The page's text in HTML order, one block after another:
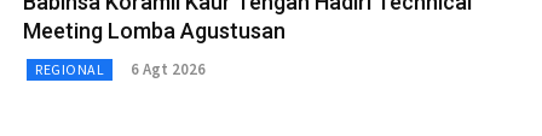
Meeting Lomba Agustusan
REGIONAL 6 Agt 2026